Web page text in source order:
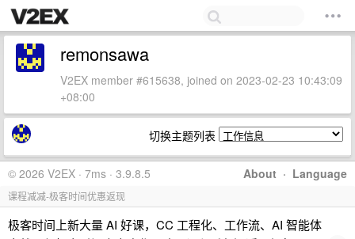
remonsawa
V2EX member #615638, joined on 2023-02-23 10:43:09
+08:00
切换主题列表
About · Language
© 2026 V2EX · 7ms · 3.9.8.5
课程减减-极客时间优惠返现
极客时间上新大量 AI 好课，CC 工程化、工作流、AI 智能体